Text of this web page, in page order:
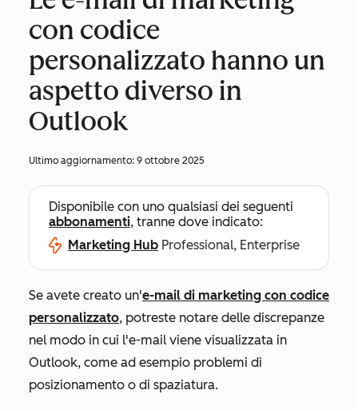
con codice
personalizzato hanno un
aspetto diverso in
Outlook
Ultimo aggiornamento: 9 ottobre 2025
Disponibile con uno qualsiasi dei seguenti
abbonamenti, tranne dove indicato:
Marketing Hub Professional, Enterprise
Se avete creato un'e-mail di marketing con codice
personalizzato, potreste notare delle discrepanze
nel modo in cui l'e-mail viene visualizzata in
Outlook, come ad esempio problemi di
posizionamento o di spaziatura.